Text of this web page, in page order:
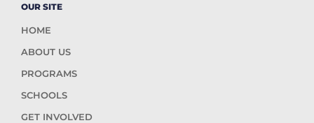
OUR SITE
HOME
ABOUT US
PROGRAMS
SCHOOLS
GET INVOLVED